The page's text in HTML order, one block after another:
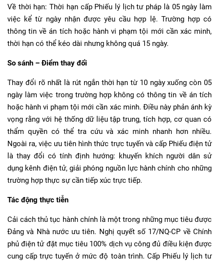
Về thời hạn: Thời hạn cấp Phiếu lý lịch tư pháp là 05 ngày làm
việc kể từ ngày nhận được yêu cầu hợp lệ. Trường hợp có
thông tin về án tích hoặc hành vi phạm tội mới cần xác minh,
thời hạn có thể kéo dài nhưng không quá 15 ngày.
So sánh – Điểm thay đổi
Thay đổi rõ nhất là rút ngắn thời hạn từ 10 ngày xuống còn 05
ngày làm việc trong trường hợp không có thông tin về án tích
hoặc hành vi phạm tội mới cần xác minh. Điều này phản ánh kỳ
vọng rằng với hệ thống dữ liệu tập trung, tích hợp, cơ quan có
thẩm quyền có thể tra cứu và xác minh nhanh hơn nhiều.
Ngoài ra, việc ưu tiên hình thức trực tuyến và cấp Phiếu điện tử
là thay đổi có tính định hướng: khuyến khích người dân sử
dụng kênh điện tử, giải phóng nguồn lực hành chính cho những
trường hợp thực sự cần tiếp xúc trực tiếp.
Tác động thực tiễn
Cải cách thủ tục hành chính là một trong những mục tiêu được
Đảng và Nhà nước ưu tiên. Nghị quyết số 17/NQ-CP về Chính
phủ điện tử đặt mục tiêu 100% dịch vụ công đủ điều kiện được
cung cấp trực tuyến ở mức độ toàn trình. Cấp Phiếu lý lịch tư